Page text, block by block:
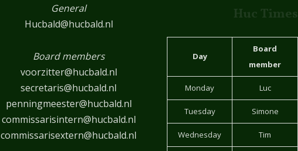
General
Hucbald@hucbald.nl
Board members
voorzitter@hucbald.nl
secretaris@hucbald.nl
penningmeester@hucbald.nl
commissarisintern@hucbald.nl
commissarisextern@hucbald.nl
Huc Times
Day
Board
member
Monday Luc
Tuesday Simone
Wednesday Tim